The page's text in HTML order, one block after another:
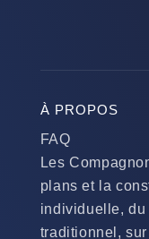
À PROPOS
FAQ
Les
plans et la
individuelle, du
traditionnel, sur